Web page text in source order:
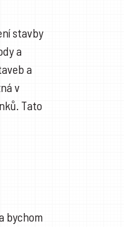
stavby
a
a
v
Tato
bychom